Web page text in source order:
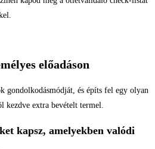
előadáson
gondolkodásmódját, és építs fel egy olyan
kezdve extra bevételt termel.
kapsz, amelyekben valódi